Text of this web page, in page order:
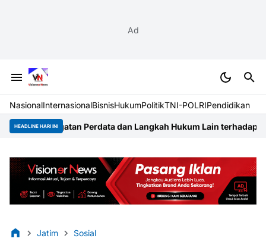
Ad
NasionalInternasionalBisnisHukumPolitikTNI-POLRIPendidikan
HEADLINE HARI INIdan Langkah Hukum Lain terhadap Pengembang Taman
Jatim Sosial